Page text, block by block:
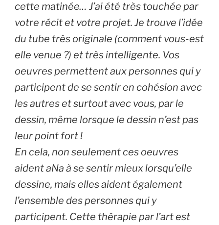
cette matinée… J’ai été très touchée par
votre récit et votre projet. Je trouve l’idée
du tube très originale (comment vous-est
elle venue ?) et très intelligente. Vos
oeuvres permettent aux personnes qui y
participent de se sentir en cohésion avec
les autres et surtout avec vous, par le
dessin, même lorsque le dessin n’est pas
leur point fort !
En cela, non seulement ces oeuvres
aident aNa à se sentir mieux lorsqu’elle
dessine, mais elles aident également
l’ensemble des personnes qui y
participent. Cette thérapie par l’art est